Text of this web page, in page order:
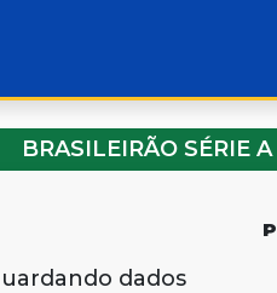
BRASILEIRÃO SÉRIE A
P
dados